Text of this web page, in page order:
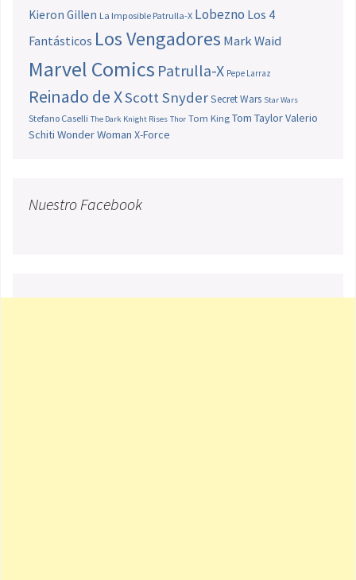
Kieron Gillen La Imposible Patrulla-X Lobezno Los 4
Fantásticos Los Vengadores Mark Waid
Marvel Comics Patrulla-X Pepe Larraz
Reinado de XScott SnyderSecret Wars Star Wars
Stefano Caselli The Dark Knight Rises Thor Tom King Tom TaylorValerio
Schiti Wonder Woman X-Force
Nuestro Facebook